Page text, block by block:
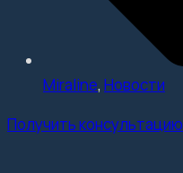
Miraline, Новости
Получить консультацию